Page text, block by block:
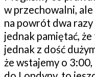
w przechowalni,
na powrót dwa
jednak pamiętać,
jednak z dość
że wstajemy o